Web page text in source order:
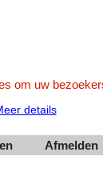
gemaakt met
webwinkel
software.
om uw
details
Afmelden